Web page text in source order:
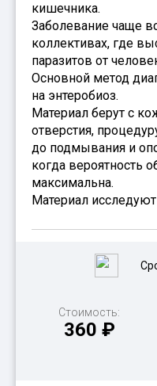
кишечника.
Заболевание чаще
коллективах, где
паразитов от
Основной метод
на энтеробиоз.
Материал берут с
отверстия,
до подмывания и
когда вероятность
максимальна.
Материал
Стоимость:
360 ₽